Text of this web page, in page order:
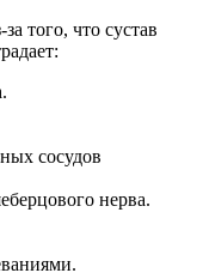
того, что сустав
сосудов
нерва.